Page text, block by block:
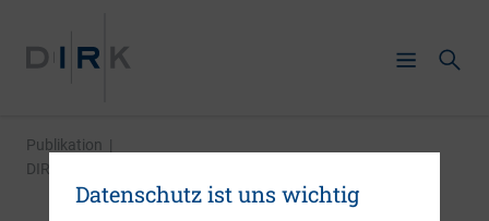
Publikation |
DIRK-Stellungnahme „Consultation Report on Short ...
Datenschutz ist uns wichtig